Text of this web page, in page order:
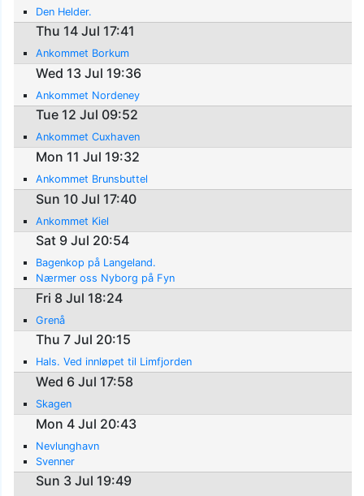
Den Helder.
Thu 14 Jul 17:41
Ankommet Borkum
Wed 13 Jul 19:36
Ankommet Nordeney
Tue 12 Jul 09:52
Ankommet Cuxhaven
Mon 11 Jul 19:32
Ankommet Brunsbuttel
Sun 10 Jul 17:40
Ankommet Kiel
Sat 9 Jul 20:54
Bagenkop på Langeland.
Nærmer oss Nyborg på Fyn
Fri 8 Jul 18:24
Grenå
Thu 7 Jul 20:15
Hals. Ved innløpet til Limfjorden
Wed 6 Jul 17:58
Skagen
Mon 4 Jul 20:43
Nevlunghavn
Svenner
Sun 3 Jul 19:49